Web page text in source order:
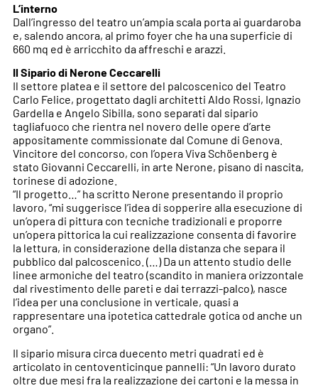
L’interno
Dall’ingresso del teatro un’ampia scala porta ai guardaroba
e, salendo ancora, al primo foyer che ha una superficie di
660 mq ed è arricchito da affreschi e arazzi.
Il Sipario di Nerone Ceccarelli
Il settore platea e il settore del palcoscenico del Teatro
Carlo Felice, progettato dagli architetti Aldo Rossi, Ignazio
Gardella e Angelo Sibilla, sono separati dal sipario
tagliafuoco che rientra nel novero delle opere d’arte
appositamente commissionate dal Comune di Genova.
Vincitore del concorso, con l’opera Viva Schöenberg è
stato Giovanni Ceccarelli, in arte Nerone, pisano di nascita,
torinese di adozione.
“Il progetto…” ha scritto Nerone presentando il proprio
lavoro, “mi suggerisce l’idea di sopperire alla esecuzione di
un’opera di pittura con tecniche tradizionali e proporre
un’opera pittorica la cui realizzazione consenta di favorire
la lettura, in considerazione della distanza che separa il
pubblico dal palcoscenico. (…) Da un attento studio delle
linee armoniche del teatro (scandito in maniera orizzontale
dal rivestimento delle pareti e dai terrazzi-palco), nasce
l’idea per una conclusione in verticale, quasi a
rappresentare una ipotetica cattedrale gotica od anche un
organo”.
Il sipario misura circa duecento metri quadrati ed è
articolato in centoventicinque pannelli: “Un lavoro durato
oltre due mesi fra la realizzazione dei cartoni e la messa in